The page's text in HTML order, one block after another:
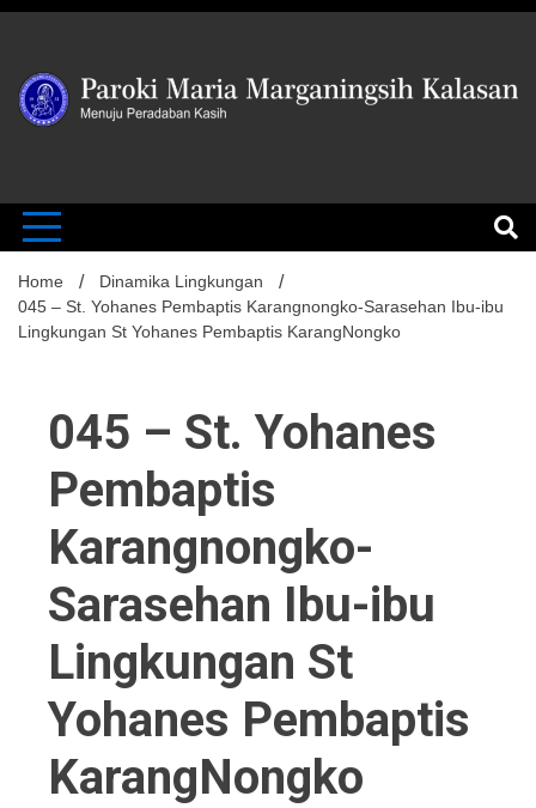
Skip
Paroki
Kalasan
Home
Dinamika Lingkungan
045 – St. Yohanes Pembaptis Karangnongko-Sarasehan Ibu-ibu
Lingkungan St Yohanes Pembaptis KarangNongko
045 – St. Yohanes
Pembaptis
Karangnongko-
Sarasehan Ibu-ibu
Lingkungan St
Yohanes Pembaptis
KarangNongko